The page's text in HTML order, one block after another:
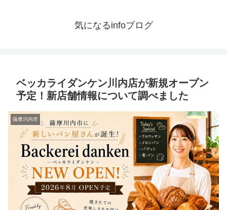
気になるinfoブログ
ベッカライダンケン川内店が新規オープン
予定！新店舗情報について調べました
薩摩川内市